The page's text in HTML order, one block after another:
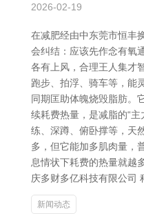
2026-02-19
在减肥经由中东莞市恒丰
会纠结：应该先作念有氧
各有上风，合理王人集才
跑步、拍浮、骑车等，能
同期匡助体魄烧毁脂肪。
续耗费热量，是减脂的“
练、深蹲、俯卧撑等，天
多，但它能加多肌肉量，
息情状下耗费的热量就越
庆多财多亿科技有限公司
新闻动态